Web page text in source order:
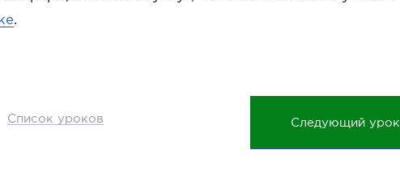
.
Список уроков Следующий урок